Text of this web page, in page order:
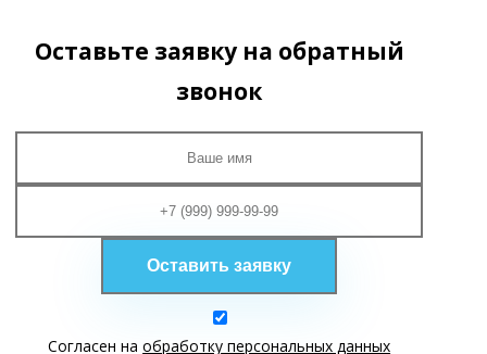
Оставьте заявку на обратный
звонок
Согласен наобработку персональных данных